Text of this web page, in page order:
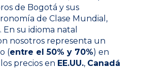
de Bogotá y sus
de Clase Mundial,
En su idioma natal
nosotros representa un
(entre el 50% y 70%) en
precios en EE.UU., Canadá